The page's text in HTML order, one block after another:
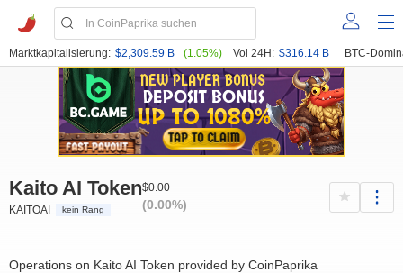
Marktkapitalisierung: $2,309.59 B (1.05%) Vol 24H: $316.14 B BTC-
Kaito AI Token
KAITOAI kein Rang
$0.00
(0.00%)
Operations on Kaito AI Token provided by CoinPaprika